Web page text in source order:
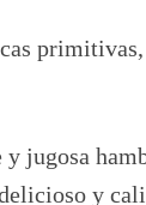
jugosa
y